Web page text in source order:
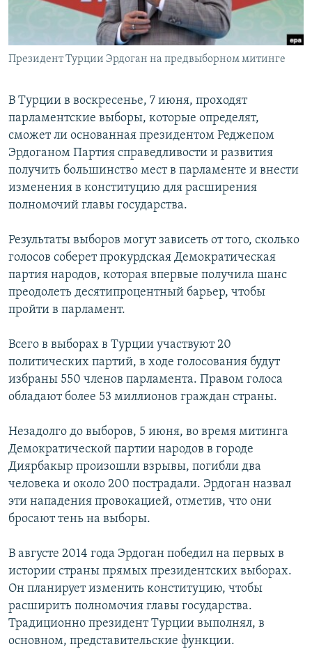
ПОБЕДИТЕЛЕЙ НЕ СУДЯТ?
КРЫМ.НЕПОКОРЕННЫЙ
ELIFBE
ПРИСОЕДИНЯЙТЕСЬ!
Все сайты RFE/RL
Президент Турции Эрдоган на предвыборном митинге
В Турции в воскресенье, 7 июня, проходят
парламентские выборы, которые определят,
сможет ли основанная президентом Реджепом
Эрдоганом Партия справедливости и развития
получить большинство мест в парламенте и внести
изменения в конституцию для расширения
полномочий главы государства.
Результаты выборов могут зависеть от того, сколько
голосов соберет прокурдская Демократическая
партия народов, которая впервые получила шанс
преодолеть десятипроцентный барьер, чтобы
пройти в парламент.
Всего в выборах в Турции участвуют 20
политических партий, в ходе голосования будут
избраны 550 членов парламента. Правом голоса
обладают более 53 миллионов граждан страны.
Незадолго до выборов, 5 июня, во время митинга
Демократической партии народов в городе
Диярбакыр произошли взрывы, погибли два
человека и около 200 пострадали. Эрдоган назвал
эти нападения провокацией, отметив, что они
бросают тень на выборы.
В августе 2014 года Эрдоган победил на первых в
истории страны прямых президентских выборах.
Он планирует изменить конституцию, чтобы
расширить полномочия главы государства.
Традиционно президент Турции выполнял, в
основном, представительские функции.